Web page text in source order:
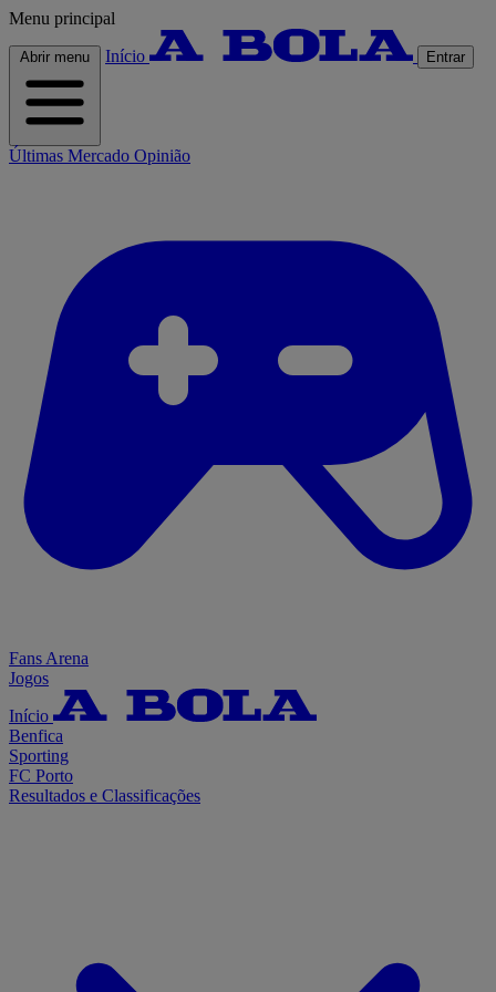
Menu principal
Abrir menu Início Entrar
Últimas Mercado Opinião
Fans Arena
Jogos
Início
Benfica
Sporting
FC Porto
Resultados e Classificações